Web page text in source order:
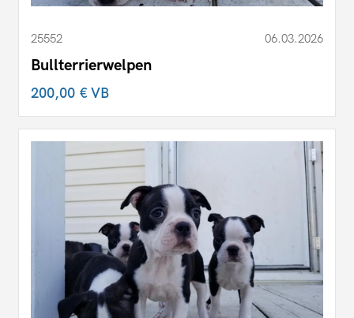
25552 06.03.2026
Bullterrierwelpen
200,00 €VB